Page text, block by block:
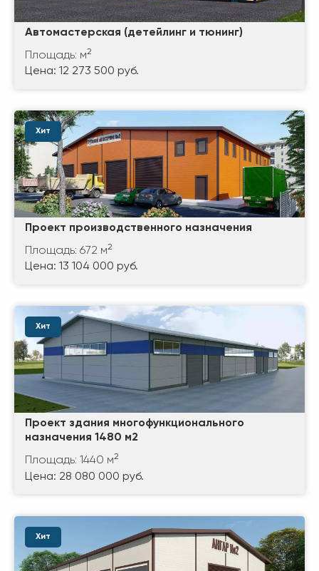
Автомастерская (детейлинг и тюнинг)
Площадь: м2
Цена: 12 273 500 руб.
Хит
Проект производственного назначения
Площадь: 672 м2
Цена: 13 104 000 руб.
Хит
Проект здания многофункционального
назначения 1480 м2
Площадь: 1440 м2
Цена: 28 080 000 руб.
Хит